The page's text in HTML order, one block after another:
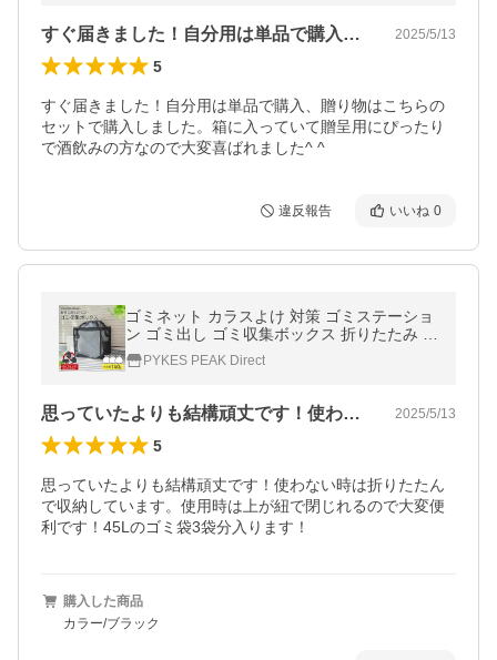
すぐ届きました！自分用は単品で購入、贈… 2025/5/13
5
すぐ届きました！自分用は単品で購入、贈り物はこちらの
セットで購入しました。箱に入っていて贈呈用にぴったり
で酒飲みの方なので大変喜ばれました^ ^
違反報告 いいね 0
ゴミネット カラスよけ 対策 ゴミステーショ
ン ゴミ出し ゴミ収集ボックス 折りたたみ 防
鳥ネット 防鳥網 猫 おしゃれ パイクスピーク
PYKES PEAK Direct
思っていたよりも結構頑丈です！使わない… 2025/5/13
5
思っていたよりも結構頑丈です！使わない時は折りたたん
で収納しています。使用時は上が紐で閉じれるので大変便
利です！45Lのゴミ袋3袋分入ります！
購入した商品
カラー/ブラック